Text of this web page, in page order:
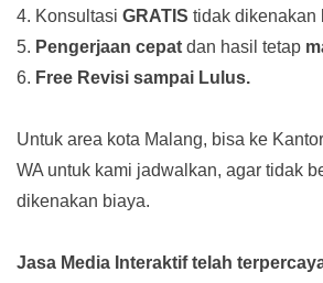
4. Konsultasi GRATIS tidak dikenakan
5. Pengerjaan cepat dan hasil tetap
6. Free Revisi sampai Lulus.
Untuk area kota Malang, bisa ke
WA untuk kami jadwalkan, agar tidak
dikenakan biaya.
Jasa Media Interaktif telah